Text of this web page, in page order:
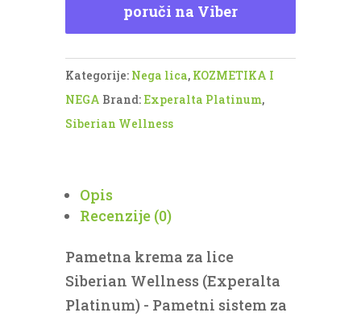
poruči na Viber
Kategorije: Nega lica, KOZMETIKA I
NEGA Brand: Experalta Platinum,
Siberian Wellness
Opis
Recenzije (0)
Pametna krema za lice
Siberian Wellness (Experalta
Platinum) - Pametni sistem za